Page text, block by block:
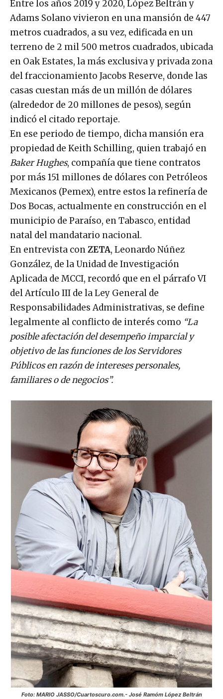
Entre los años 2019 y 2020, López Beltrán y
Adams Solano vivieron en una mansión de 447
metros cuadrados, a su vez, edificada en un
terreno de 2 mil 500 metros cuadrados, ubicada
en Oak Estates, la más exclusiva y privada zona
del fraccionamiento Jacobs Reserve, donde las
casas cuestan más de un millón de dólares
(alrededor de 20 millones de pesos), según
indicó el citado reportaje.
En ese periodo de tiempo, dicha mansión era
propiedad de Keith Schilling, quien trabajó en
Baker Hughes, compañía que tiene contratos
por más 151 millones de dólares con Petróleos
Mexicanos (Pemex), entre estos la refinería de
Dos Bocas, actualmente en construcción en el
municipio de Paraíso, en Tabasco, entidad
natal del mandatario nacional.
En entrevista conZETA, Leonardo Núñez
González, de la Unidad de Investigación
Aplicada de MCCI, recordó que en el párrafo VI
del Artículo III de la Ley General de
Responsabilidades Administrativas, se define
legalmente al conflicto de interés como “La
posible afectación del desempeño imparcial y
objetivo de las funciones de los Servidores
Públicos en razón de intereses personales,
familiares o de negocios”.
Foto: MARIO JASSO/Cuartoscuro.com.- José Ramóm López Beltrán